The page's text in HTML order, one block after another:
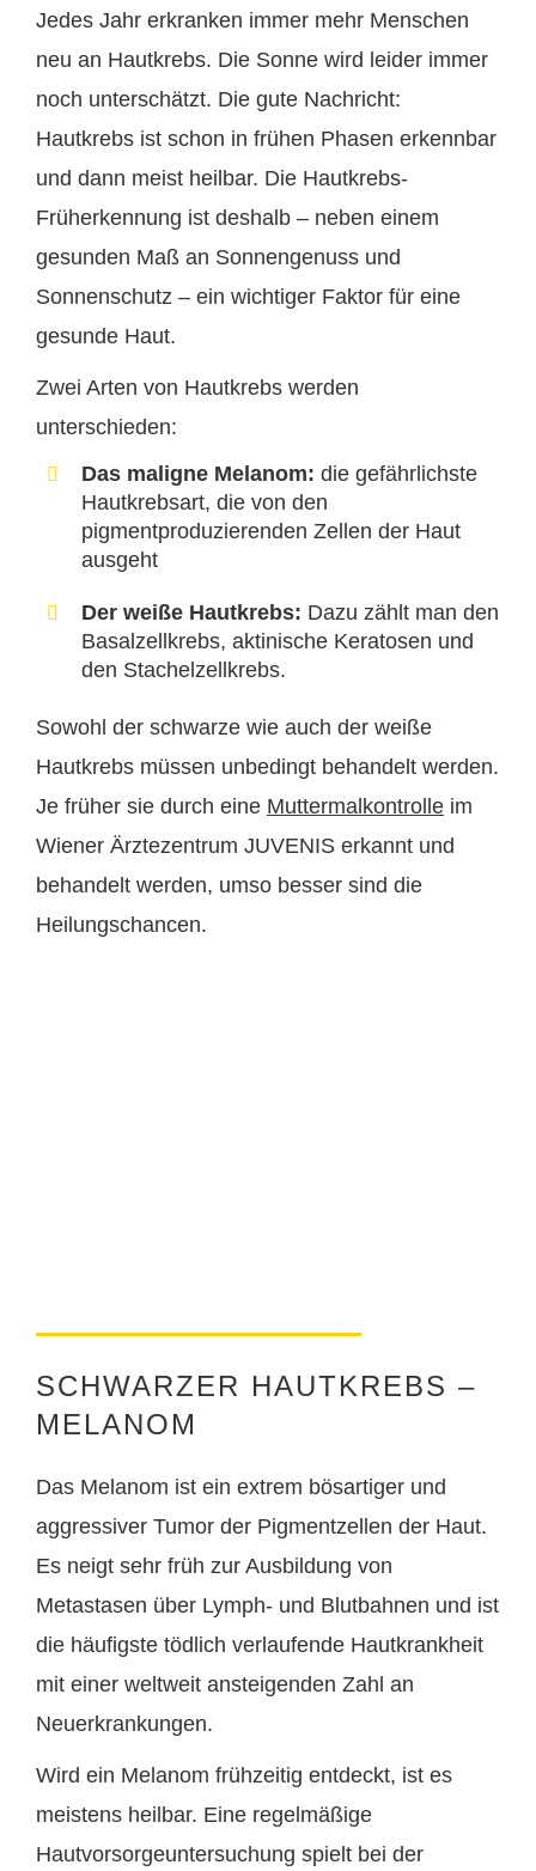
Jedes Jahr erkranken immer mehr Menschen
neu an Hautkrebs. Die Sonne wird leider immer
noch unterschätzt. Die gute Nachricht:
Hautkrebs ist schon in frühen Phasen erkennbar
und dann meist heilbar. Die Hautkrebs-
Früherkennung ist deshalb – neben einem
gesunden Maß an Sonnengenuss und
Sonnenschutz – ein wichtiger Faktor für eine
gesunde Haut.
Zwei Arten von Hautkrebs werden
unterschieden:
Das maligne Melanom: die gefährlichste
Hautkrebsart, die von den
pigmentproduzierenden Zellen der Haut
ausgeht
Der weiße Hautkrebs: Dazu zählt man den
Basalzellkrebs, aktinische Keratosen und
den Stachelzellkrebs.
Sowohl der schwarze wie auch der weiße
Hautkrebs müssen unbedingt behandelt werden.
Je früher sie durch eine Muttermalkontrolle im
Wiener Ärztezentrum JUVENIS erkannt und
behandelt werden, umso besser sind die
Heilungschancen.
SCHWARZER HAUTKREBS –
MELANOM
Das Melanom ist ein extrem bösartiger und
aggressiver Tumor der Pigmentzellen der Haut.
Es neigt sehr früh zur Ausbildung von
Metastasen über Lymph- und Blutbahnen und ist
die häufigste tödlich verlaufende Hautkrankheit
mit einer weltweit ansteigenden Zahl an
Neuerkrankungen.
Wird ein Melanom frühzeitig entdeckt, ist es
meistens heilbar. Eine regelmäßige
Hautvorsorgeuntersuchung spielt bei der